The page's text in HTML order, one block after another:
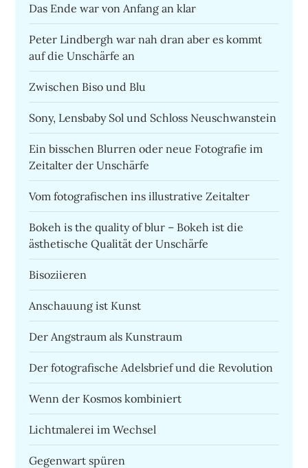
Das Ende war von Anfang an klar
Peter Lindbergh war nah dran aber es kommt
auf die Unschärfe an
Zwischen Biso und Blu
Sony, Lensbaby Sol und Schloss Neuschwanstein
Ein bisschen Blurren oder neue Fotografie im
Zeitalter der Unschärfe
Vom fotografischen ins illustrative Zeitalter
Bokeh is the quality of blur – Bokeh ist die
ästhetische Qualität der Unschärfe
Bisoziieren
Anschauung ist Kunst
Der Angstraum als Kunstraum
Der fotografische Adelsbrief und die Revolution
Wenn der Kosmos kombiniert
Lichtmalerei im Wechsel
Gegenwart spüren